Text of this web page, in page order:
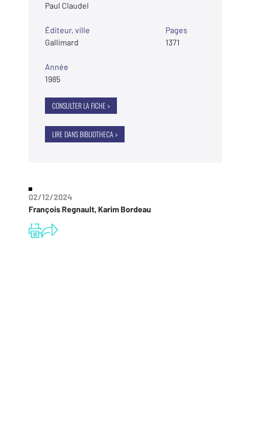
Paul Claudel
Éditeur, ville
Gallimard
Pages
1371
Année
1985
CONSULTER LA FICHE >
LIRE DANS BIBLIOTHECA >
02/12/2024
François Regnault, Karim Bordeau